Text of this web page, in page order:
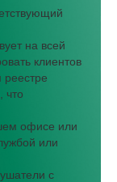
на всей
клиентов
что
офисе или
или
с